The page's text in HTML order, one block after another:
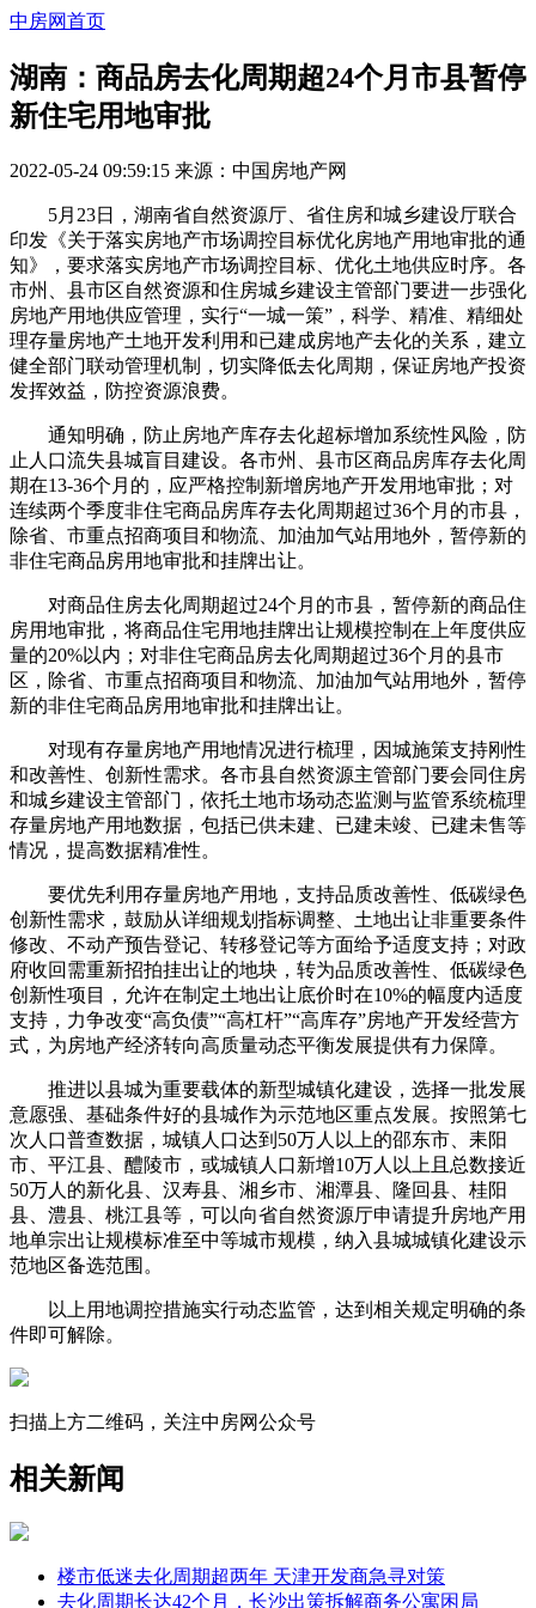
中房网首页
湖南：商品房去化周期超24个月市县暂停
新住宅用地审批
2022-05-24 09:59:15 来源： 中国房地产网
5月23日，湖南省自然资源厅、省住房和城乡建设厅联合
印发《关于落实房地产市场调控目标优化房地产用地审批的通
知》，要求落实房地产市场调控目标、优化土地供应时序。各
市州、县市区自然资源和住房城乡建设主管部门要进一步强化
房地产用地供应管理，实行“一城一策”，科学、精准、精细处
理存量房地产土地开发利用和已建成房地产去化的关系，建立
健全部门联动管理机制，切实降低去化周期，保证房地产投资
发挥效益，防控资源浪费。
通知明确，防止房地产库存去化超标增加系统性风险，防
止人口流失县城盲目建设。各市州、县市区商品房库存去化周
期在13-36个月的，应严格控制新增房地产开发用地审批；对
连续两个季度非住宅商品房库存去化周期超过36个月的市县，
除省、市重点招商项目和物流、加油加气站用地外，暂停新的
非住宅商品房用地审批和挂牌出让。
对商品住房去化周期超过24个月的市县，暂停新的商品住
房用地审批，将商品住宅用地挂牌出让规模控制在上年度供应
量的20%以内；对非住宅商品房去化周期超过36个月的县市
区，除省、市重点招商项目和物流、加油加气站用地外，暂停
新的非住宅商品房用地审批和挂牌出让。
对现有存量房地产用地情况进行梳理，因城施策支持刚性
和改善性、创新性需求。各市县自然资源主管部门要会同住房
和城乡建设主管部门，依托土地市场动态监测与监管系统梳理
存量房地产用地数据，包括已供未建、已建未竣、已建未售等
情况，提高数据精准性。
要优先利用存量房地产用地，支持品质改善性、低碳绿色
创新性需求，鼓励从详细规划指标调整、土地出让非重要条件
修改、不动产预告登记、转移登记等方面给予适度支持；对政
府收回需重新招拍挂出让的地块，转为品质改善性、低碳绿色
创新性项目，允许在制定土地出让底价时在10%的幅度内适度
支持，力争改变“高负债”“高杠杆”“高库存”房地产开发经营方
式，为房地产经济转向高质量动态平衡发展提供有力保障。
推进以县城为重要载体的新型城镇化建设，选择一批发展
意愿强、基础条件好的县城作为示范地区重点发展。按照第七
次人口普查数据，城镇人口达到50万人以上的邵东市、耒阳
市、平江县、醴陵市，或城镇人口新增10万人以上且总数接近
50万人的新化县、汉寿县、湘乡市、湘潭县、隆回县、桂阳
县、澧县、桃江县等，可以向省自然资源厅申请提升房地产用
地单宗出让规模标准至中等城市规模，纳入县城城镇化建设示
范地区备选范围。
以上用地调控措施实行动态监管，达到相关规定明确的条
件即可解除。
扫描上方二维码，关注中房网公众号
相关新闻
楼市低迷去化周期超两年 天津开发商急寻对策
去化周期长达42个月，长沙出策拆解商务公寓困局